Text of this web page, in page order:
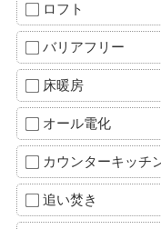
ロフト
バリアフリー
床暖房
オール電化
カウンターキッチ
追い焚き